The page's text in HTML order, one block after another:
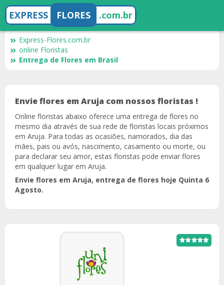
EXPRESS FLORES .com.br
Express-Flores.com.br
online Floristas
Entrega de Flores em Brasil
Envie flores em Aruja com nossos floristas !
Online floristas abaixo oferece uma entrega de flores no
mesmo dia através de sua rede de floristas locais próximos
em Aruja. Para todas as ocasiões, namorados, dia das
mães, pais ou avós, nascimento, casamento ou morte, ou
para declarar seu amor, estas floristas pode enviar flores
em qualquer lugar em Aruja.
Envie flores em Aruja, entrega de flores hoje Quinta 6
Agosto.